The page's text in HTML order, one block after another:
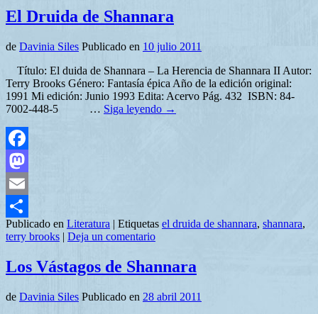
El Druida de Shannara
de Davinia Siles Publicado en 10 julio 2011
Título: El duida de Shannara – La Herencia de Shannara II Autor:
Terry Brooks Género: Fantasía épica Año de la edición original:
1991 Mi edición: Junio 1993 Edita: Acervo Pág. 432 ISBN: 84-
7002-448-5 … Siga leyendo →
Facebook
Mastodon
Email
Compartir
Publicado en Literatura | Etiquetas el druida de shannara, shannara,
terry brooks | Deja un comentario
Los Vástagos de Shannara
de Davinia Siles Publicado en 28 abril 2011